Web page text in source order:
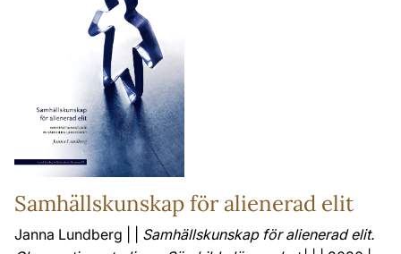
Samhällskunskap för alienerad elit
Janna Lundberg | | Samhällskunskap för alienerad elit.